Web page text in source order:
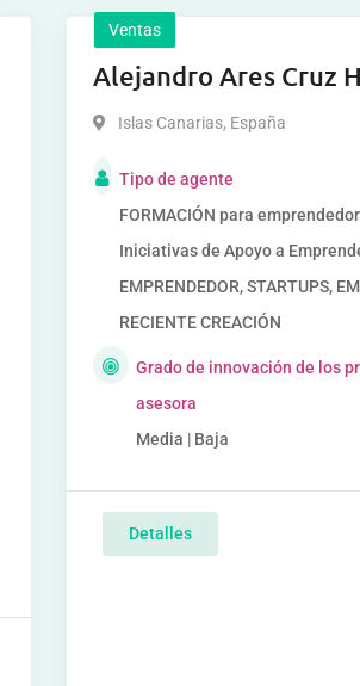
Ventas
Alejandro Ares Cruz
Cruz Hernandez
Islas Canarias, España
Tipo de agente
FORMACIÓN para
Iniciativas de Apoyo a
EMPRENDEDOR, STARTUPS,
RECIENTE CREACIÓN
Grado de innovación de los
asesora
Media | Baja
Detalles